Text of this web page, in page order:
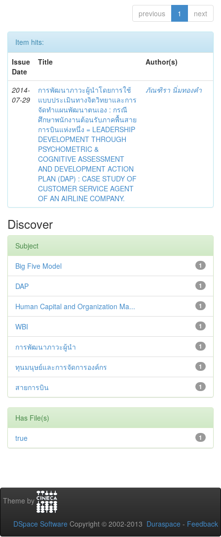
previous 1 next
Item hits:
Issue
Date
Title Author(s)
2014-
07-29
การพัฒนาภาวะผู้นำโดยการใช้
แบบประเมินทางจิตวิทยาและการ
จัดทำแผนพัฒนาตนเอง : กรณี
ศึกษาพนักงานต้อนรับภาคพื้นสาย
การบินแห่งหนึ่ง = LEADERSHIP
DEVELOPMENT THROUGH
PSYCHOMETRIC &
COGNITIVE ASSESSMENT
AND DEVELOPMENT ACTION
PLAN (DAP) : CASE STUDY OF
CUSTOMER SERVICE AGENT
OF AN AIRLINE COMPANY.
ภัณฑิรา นิ่มทองคำ
Discover
Subject
1
Big Five Model
1
DAP
1
Human Capital and Organization Ma...
1
WBI
1
การพัฒนาภาวะผู้นำ
1
ทุนมนุษย์และการจัดการองค์กร
1
สายการบิน
Has File(s)
1
true
Theme by
DSpace Software Copyright © 2002-2013 Duraspace - Feedback